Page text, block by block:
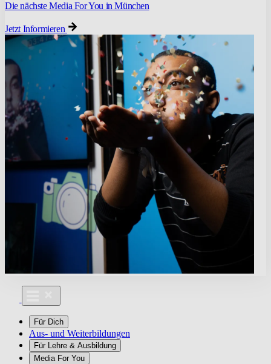
Die nächste Media For You in München
Jetzt Informieren
Für Dich
Aus- und Weiterbildungen
Für Lehre & Ausbildung
Media For You